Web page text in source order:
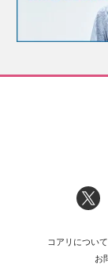
コアリについて
お